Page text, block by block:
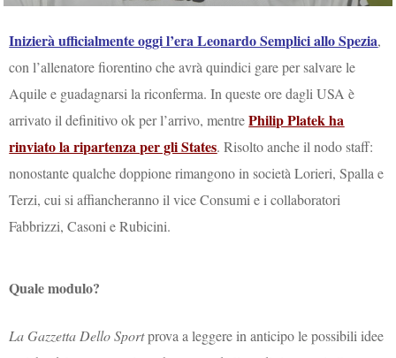
Inizierà ufficialmente oggi l’era Leonardo Semplici allo Spezia,
con l’allenatore fiorentino che avrà quindici gare per salvare le
Aquile e guadagnarsi la riconferma. In queste ore dagli USA è
arrivato il definitivo ok per l’arrivo, mentrePhilip Platek ha
rinviato la ripartenza per gli States. Risolto anche il nodo staff:
nonostante qualche doppione rimangono in società Lorieri, Spalla e
Terzi, cui si affiancheranno il vice Consumi e i collaboratori
Fabbrizzi, Casoni e Rubicini.
Quale modulo?
La Gazzetta Dello Sportprova a leggere in anticipo le possibili idee